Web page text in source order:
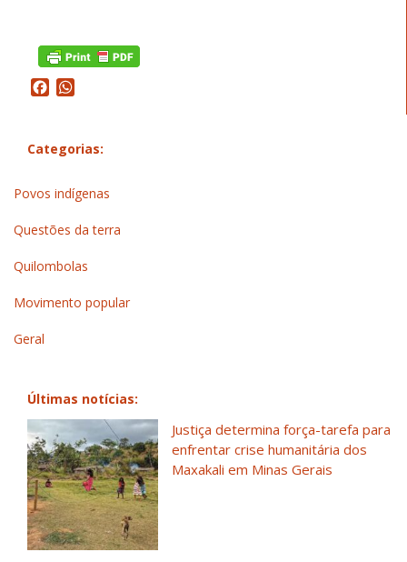
Facebook
Categorias:
Povos indígenas
Questões da terra
Quilombolas
Movimento popular
Geral
Últimas notícias:
Justiça determina força-tarefa para
enfrentar crise humanitária dos
Maxakali em Minas Gerais